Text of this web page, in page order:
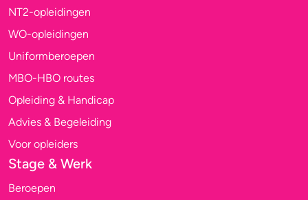
NT2-opleidingen
WO-opleidingen
Uniformberoepen
MBO-HBO routes
Opleiding & Handicap
Advies & Begeleiding
Voor opleiders
Stage & Werk
Beroepen